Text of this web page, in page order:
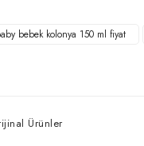
bebek kolonya 150 ml fiyat
Ürünler